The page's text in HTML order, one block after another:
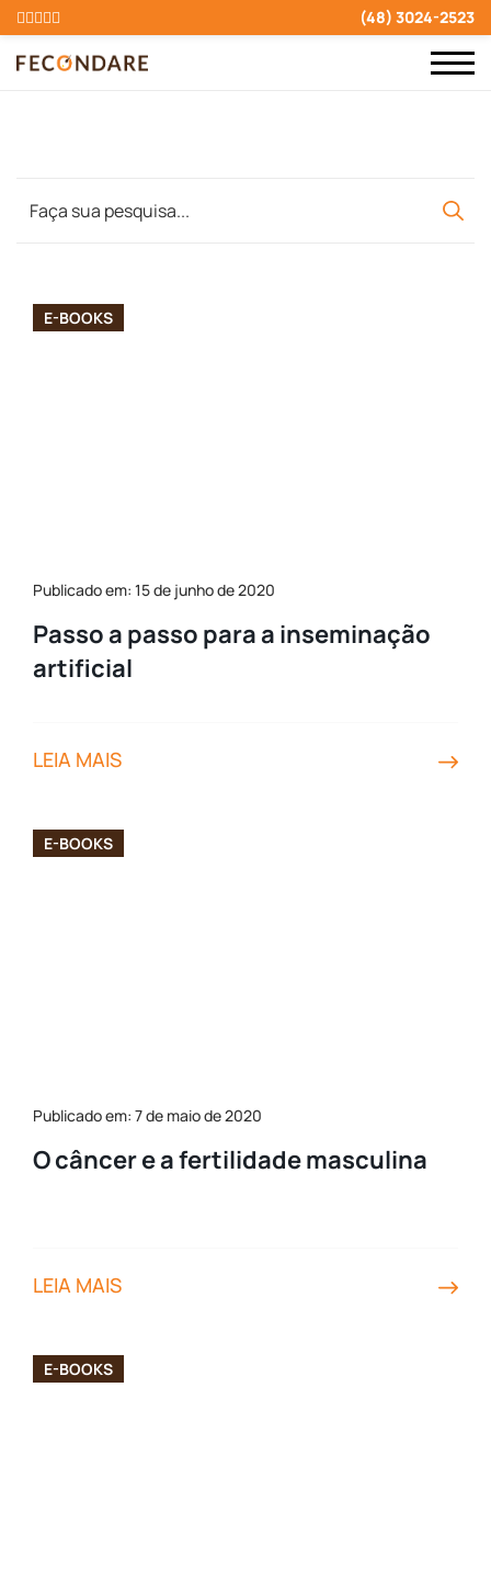
(48) 3024-2523
E-BOOKS
Publicado em: 15 de junho de 2020
Passo a passo para a inseminação
artificial
LEIA MAIS
E-BOOKS
Publicado em: 7 de maio de 2020
O câncer e a fertilidade masculina
LEIA MAIS
E-BOOKS